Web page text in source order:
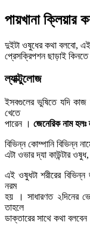
পায়খানা ক্লিয়ার
দুইটা ওষুধের কথা বলবো,
প্রেসক্রিপশন ছাড়াই কিনতে
ল্যাক্টুলোজ
ইসবগুলের ভুষিতে যদি কাজ
খেতে
পারেন । জেনেরিক নাম
বিভিন্ন কোম্পানি বিভিন্ন
এটা ওভার দ্যা কাউন্টার
এই ওষুধটা শরীরের
নরম
হয় । সাধারণত ২দিনের
তাহলে
ডাক্তারের সাথে কথা বলবেন